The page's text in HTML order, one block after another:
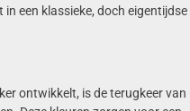
een klassieke, doch eigentijdse
ontwikkelt, is de terugkeer van